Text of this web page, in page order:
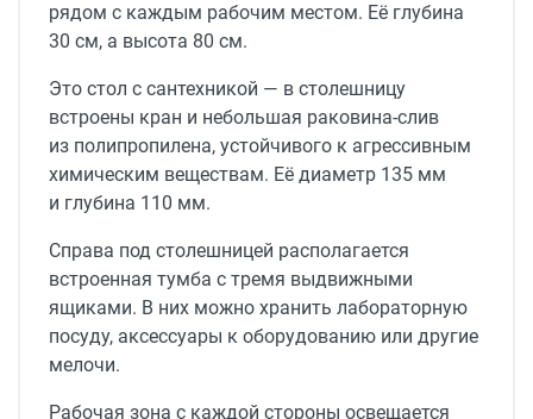
рядом с каждым рабочим местом. Её глубина
30 см, а высота 80 см.
Это стол с сантехникой — в столешницу
встроены кран и небольшая раковина-слив
из полипропилена, устойчивого к агрессивным
химическим веществам. Её диаметр 135 мм
и глубина 110 мм.
Справа под столешницей располагается
встроенная тумба с тремя выдвижными
ящиками. В них можно хранить лабораторную
посуду, аксессуары к оборудованию или другие
мелочи.
Рабочая зона с каждой стороны освещается